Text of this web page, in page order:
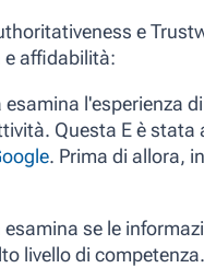
e
e affidabilità:
l'esperienza
Questa E è stata
. Prima di allora,
se le
livello di